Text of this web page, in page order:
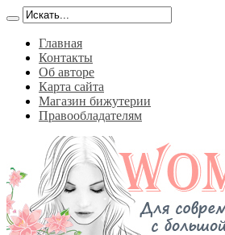
Главная
Контакты
Об авторе
Карта сайта
Магазин бижутерии
Правообладателям